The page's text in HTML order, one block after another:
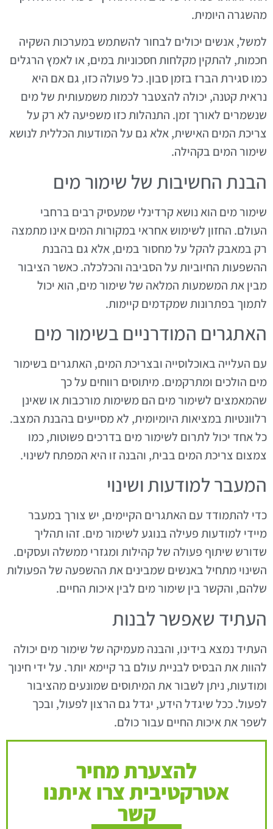
מהשגרה היומית.
למשל, אנשים יכולים לבחור להשתמש במערכות השקיה
חכמות, להתקין מקלחות חסכוניות במים, או לאמץ הרגלים
כמו סגירת הברז בזמן סבון. כל פעולה כזו, גם אם היא
נראית קטנה, יכולה להצטבר לכמות משמעותית של מים
שנשמרים לאורך זמן. התנהלות כזו משפיעה לא רק על
צריכת המים האישית, אלא גם על המודעות הכללית לנושא
שימור המים בקהילה.
הבנת החשיבות של שימור מים
שימור מים הוא נושא קרדינלי שמעסיק רבים ברחבי
העולם. החזון לשימוש אחראי במקורות המים אינו מתמצה
רק במאבק להקל על מחסור במים, אלא גם בהבנת
ההשפעות החיוביות על הסביבה והכלכלה. כאשר הציבור
מבין את המשמעות המלאה של שימור מים, הוא יכול
לתמוך בפתרונות שמקדמים קיימות.
האתגרים המודרניים בשימור מים
עם העלייה באוכלוסייה ובצריכת המים, האתגרים בשימור
מים הולכים ומתרקמים. מיתוסים רווחים על כך
שהמאמצים לשימור מים הם משימות מורכבות או שאינן
רלוונטיות במציאות היומיומית, לא מסייעים בהבנת המצב.
כל אחד יכול לתרום לשימור מים בדרכים פשוטות, כמו
צמצום צריכת המים בבית, והבנה זו היא המפתח לשינוי.
המעבר למודעות ושינוי
כדי להתמודד עם האתגרים הקיימים, יש צורך במעבר
מיידי למודעות פעילה בנוגע לשימור מים. זהו תהליך
שדורש שיתוף פעולה של קהילות ומגזרי ממשלה ועסקים.
השינוי מתחיל באנשים שמבינים את ההשפעה של הפעולות
שלהם, והקשר בין שימור מים לבין איכות החיים.
העתיד שאפשר לבנות
העתיד נמצא בידינו, והבנה מעמיקה של שימור מים יכולה
להוות את הבסיס לבניית עולם בר קיימא יותר. על ידי חינוך
ומודעות, ניתן לשבור את המיתוסים שמונעים מהציבור
לפעול. ככל שיגדל הידע, יגדל גם הרצון לפעול, ובכך
לשפר את איכות החיים עבור כולם.
להצערת מחיר
אטרקטיבית צרו איתנו
קשר